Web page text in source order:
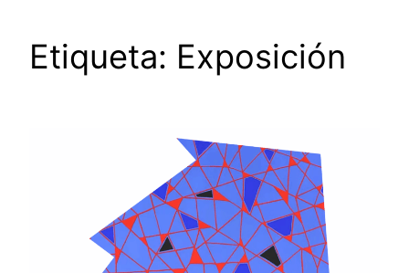
Etiqueta: Exposición